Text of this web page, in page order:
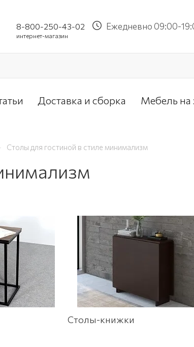
8-800-250-43-02
интернет-магазин
Ежедневно 09:00-
Доставка и сборка Мебель на
Столы для гостиной в стиле минимализм
Столы-книжки